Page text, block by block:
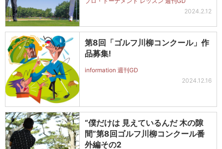
2024.2.12
第8回「ゴルフ川柳コンクール」作
品募集!
information 週刊GD
2024.12.16
“僕だけは 見えているんだ 木の隙
間”第8回ゴルフ川柳コンクール番
外編その2